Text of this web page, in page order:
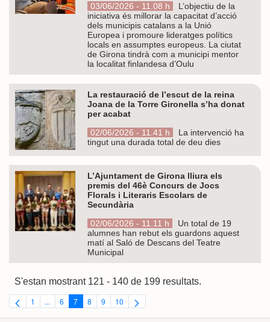
03/06/2026 - 11.08 h
L’objectiu de la
iniciativa és millorar la capacitat d’acció
dels municipis catalans a la Unió
Europea i promoure lideratges polítics
locals en assumptes europeus. La ciutat
de Girona tindrà com a municipi mentor
la localitat finlandesa d’Oulu
La restauració de l’escut de la reina
Joana de la Torre Gironella s’ha donat
per acabat
02/06/2026 - 11.41 h
La intervenció ha
tingut una durada total de deu dies
L’Ajuntament de Girona lliura els
premis del 46è Concurs de Jocs
Florals i Literaris Escolars de
Secundària
02/06/2026 - 11.11 h
Un total de 19
alumnes han rebut els guardons aquest
matí al Saló de Descans del Teatre
Municipal
S'estan mostrant 121 - 140 de 199 resultats.
Pàgina
1 ...Pàgines intermèdies Utilitzeu TAB per navegar.
Pàgina
6 Pàgina
7 Pàgina
8 Pàgina
9 Pàgina
10